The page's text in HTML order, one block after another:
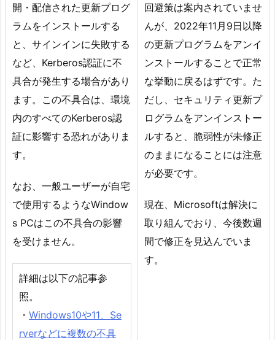
開・配信された更新プログ
ラムをインストールする
と、サインインに失敗する
など、Kerberos認証に不
具合が発生する場合があり
ます。この不具合は、環境
内のすべてのKerberos認
証に影響する恐れがありま
す。
なお、一般ユーザーが自宅
で使用するようなWindow
s PCはこの不具合の影響
を受けません。
詳細は以下の記事参
照。
・ Windows10や11、Se
rverなどに複数の不具
回避策は案内されていませ
んが、2022年11月9日以降
の更新プログラムをアンイ
ンストールすることで正常
な挙動に戻るはずです。た
だし、セキュリティ更新プ
ログラムをアンインストー
ルすると、脆弱性が未修正
のままになることには注意
が必要です。
現在、Microsoftは解決に
取り組んでおり、今後数週
間で修正を見込んでいま
す。